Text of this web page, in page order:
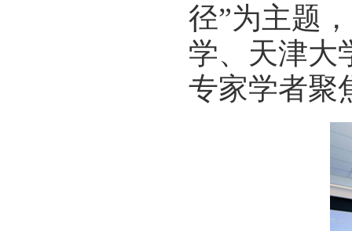
径”为主题
学、天津大
专家学者聚